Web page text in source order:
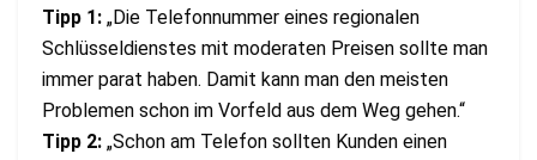
Tipp 1: „Die Telefonnummer eines regionalen
Schlüsseldienstes mit moderaten Preisen sollte man
immer parat haben. Damit kann man den meisten
Problemen schon im Vorfeld aus dem Weg gehen.“
Tipp 2: „Schon am Telefon sollten Kunden einen